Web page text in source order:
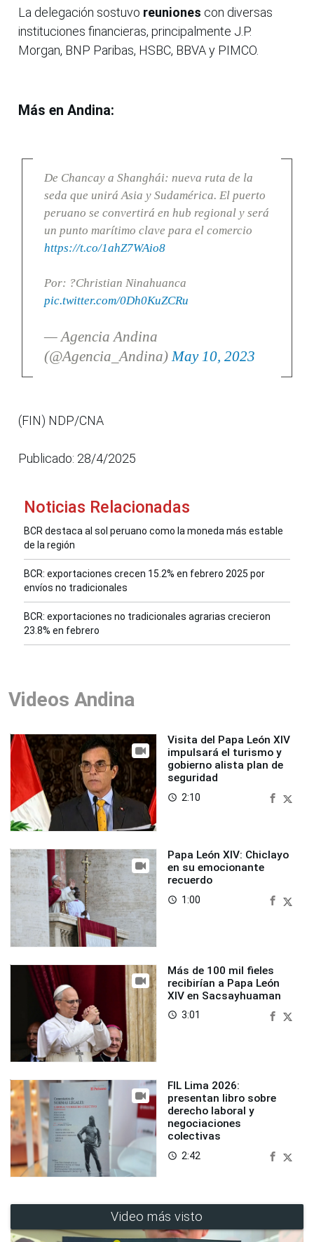
La delegación sostuvo reuniones con diversas
instituciones financieras, principalmente J.P.
Morgan, BNP Paribas, HSBC, BBVA y PIMCO.
Más en Andina:
De Chancay a Shanghái: nueva ruta de la
seda que unirá Asia y Sudamérica. El puerto
peruano se convertirá en hub regional y será
un punto marítimo clave para el comercio
https://t.co/1ahZ7WAio8
Por: ?Christian Ninahuanca
pic.twitter.com/0Dh0KuZCRu
— Agencia Andina
(@Agencia_Andina)May 10, 2023
(FIN) NDP/CNA
Publicado: 28/4/2025
Noticias Relacionadas
BCR destaca al sol peruano como la moneda más estable
de la región
BCR: exportaciones crecen 15.2% en febrero 2025 por
envíos no tradicionales
BCR: exportaciones no tradicionales agrarias crecieron
23.8% en febrero
Videos Andina
Visita del Papa León XIV
impulsará el turismo y
gobierno alista plan de
seguridad
access_time 2:10
Papa León XIV: Chiclayo
en su emocionante
recuerdo
access_time 1:00
Más de 100 mil fieles
recibirían a Papa León
XIV en Sacsayhuaman
access_time 3:01
FIL Lima 2026:
presentan libro sobre
derecho laboral y
negociaciones
colectivas
access_time 2:42
Video más visto